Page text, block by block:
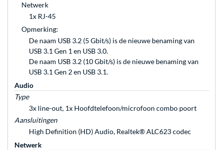
Netwerk
1x RJ-45
Opmerking:
De naam USB 3.2 (5 Gbit/s) is de nieuwe benaming van
USB 3.1 Gen 1 en USB 3.0.
De naam USB 3.2 (10 Gbit/s) is de nieuwe benaming van
USB 3.1 Gen 2 en USB 3.1.
Audio
Type
3x line-out, 1x Hoofdtelefoon/microfoon combo poort
Aansluitingen
High Definition (HD) Audio, Realtek® ALC623 codec
Netwerk